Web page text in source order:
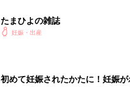
たまひよの雑誌
妊娠・出産
初めて妊娠されたかたに！妊娠